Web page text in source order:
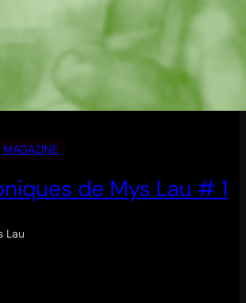
MAGAZINE
de Mys Lau # 1
Lau